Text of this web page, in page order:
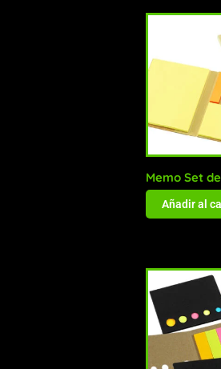
Memo Set
Añadir al